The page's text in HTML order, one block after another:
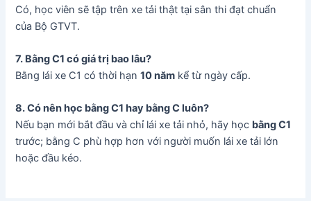
Có, học viên sẽ tập trên xe tải thật tại sân thi đạt chuẩn
của Bộ GTVT.
7. Bằng C1 có giá trị bao lâu?
Bằng lái xe C1 có thời hạn10 năm kể từ ngày cấp.
8. Có nên học bằng C1 hay bằng C luôn?
Nếu bạn mới bắt đầu và chỉ lái xe tải nhỏ, hãy học bằng C1
trước; bằng C phù hợp hơn với người muốn lái xe tải lớn
hoặc đầu kéo.